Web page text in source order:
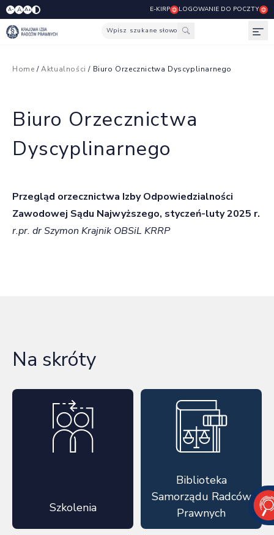
A- A A+ E-KIRP LOGOWANIE DO POCZTY
Wpisz szukane słowo
Home /Aktualności / Biuro Orzecznictwa Dyscyplinarnego
Biuro Orzecznictwa
Dyscyplinarnego
Przegląd orzecznictwa Izby Odpowiedzialności
Zawodowej Sądu Najwyższego, styczeń-luty 2025 r.
r.pr. dr Szymon Krajnik OBSiL KRRP
Na skróty
Szkolenia
Biblioteka
Samorządu Radców
Prawnych